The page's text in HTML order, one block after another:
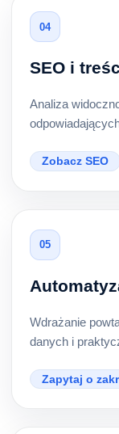
04
SEO i
Analiza
Zobacz SEO
05
Wdrażanie
danych i
Zapytaj o